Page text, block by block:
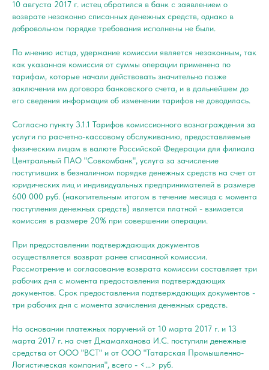
10 августа 2017 г. истец обратился в банк с заявлением о
возврате незаконно списанных денежных средств, однако в
добровольном порядке требования исполнены не были.
По мнению истца, удержание комиссии является незаконным, так
как указанная комиссия от суммы операции применена по
тарифам, которые начали действовать значительно позже
заключения им договора банковского счета, и в дальнейшем до
его сведения информация об изменении тарифов не доводилась.
Согласно пункту 3.1.1 Тарифов комиссионного вознаграждения за
услуги по расчетно-кассовому обслуживанию, предоставляемые
физическим лицам в валюте Российской Федерации для филиала
Центральный ПАО "Совкомбанк", услуга за зачисление
поступивших в безналичном порядке денежных средств на счет от
юридических лиц и индивидуальных предпринимателей в размере
600 000 руб. (накопительным итогом в течение месяца с момента
поступления денежных средств) является платной - взимается
комиссия в размере 20% при совершении операции.
При предоставлении подтверждающих документов
осуществляется возврат ранее списанной комиссии.
Рассмотрение и согласование возврата комиссии составляет три
рабочих дня с момента предоставления подтверждающих
документов. Срок предоставления подтверждающих документов -
три рабочих дня с момента зачисления денежных средств.
На основании платежных поручений от 10 марта 2017 г. и 13
марта 2017 г. на счет Джамалханова И.С. поступили денежные
средства от ООО "ВСТ" и от ООО "Татарская Промышленно-
Логистическая компания", всего - <...> руб.